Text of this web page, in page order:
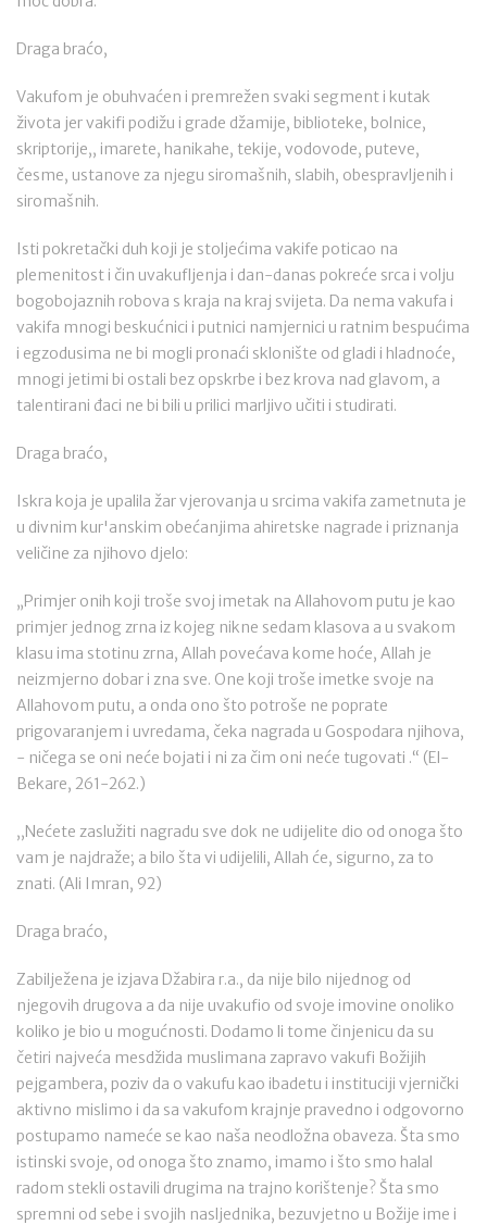
Draga braćo,
Vakufom je obuhvaćen i premrežen svaki segment i kutak
života jer vakifi podižu i grade džamije, biblioteke, bolnice,
skriptorije,, imarete, hanikahe, tekije, vodovode, puteve,
česme, ustanove za njegu siromašnih, slabih, obespravljenih i
siromašnih.
Isti pokretački duh koji je stoljećima vakife poticao na
plemenitost i čin uvakufljenja i dan-danas pokreće srca i volju
bogobojaznih robova s kraja na kraj svijeta. Da nema vakufa i
vakifa mnogi beskućnici i putnici namjernici u ratnim bespućima
i egzodusima ne bi mogli pronaći sklonište od gladi i hladnoće,
mnogi jetimi bi ostali bez opskrbe i bez krova nad glavom, a
talentirani đaci ne bi bili u prilici marljivo učiti i studirati.
Draga braćo,
Iskra koja je upalila žar vjerovanja u srcima vakifa zametnuta je
u divnim kur'anskim obećanjima ahiretske nagrade i priznanja
veličine za njihovo djelo:
„Primjer onih koji troše svoj imetak na Allahovom putu je kao
primjer jednog zrna iz kojeg nikne sedam klasova a u svakom
klasu ima stotinu zrna, Allah povećava kome hoće, Allah je
neizmjerno dobar i zna sve. One koji troše imetke svoje na
Allahovom putu, a onda ono što potroše ne poprate
prigovaranjem i uvredama, čeka nagrada u Gospodara njihova,
- ničega se oni neće bojati i ni za čim oni neće tugovati .“ (El-
Bekare, 261-262.)
,,Nećete zaslužiti nagradu sve dok ne udijelite dio od onoga što
vam je najdraže; a bilo šta vi udijelili, Allah će, sigurno, za to
znati. (Ali Imran, 92)
Draga braćo,
Zabilježena je izjava Džabira r.a., da nije bilo nijednog od
njegovih drugova a da nije uvakufio od svoje imovine onoliko
koliko je bio u mogućnosti. Dodamo li tome činjenicu da su
četiri najveća mesdžida muslimana zapravo vakufi Božijih
pejgambera, poziv da o vakufu kao ibadetu i instituciji vjernički
aktivno mislimo i da sa vakufom krajnje pravedno i odgovorno
postupamo nameće se kao naša neodložna obaveza. Šta smo
istinski svoje, od onoga što znamo, imamo i što smo halal
radom stekli ostavili drugima na trajno korištenje? Šta smo
spremni od sebe i svojih nasljednika, bezuvjetno u Božije ime i